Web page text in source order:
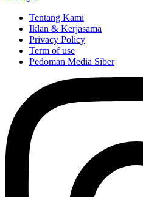
Tentang Kami
Iklan & Kerjasama
Privacy Policy
Term of use
Pedoman Media Siber